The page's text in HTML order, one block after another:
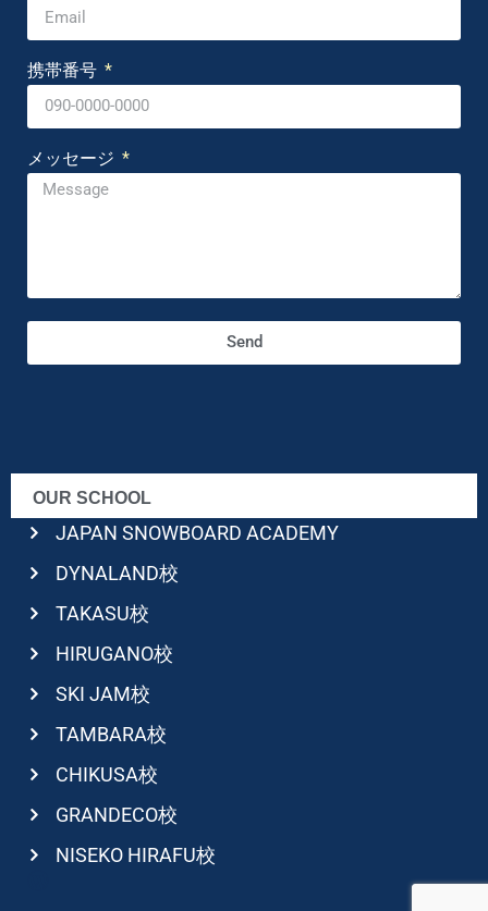
携帯番号
メッセージ
Send
OUR SCHOOL
JAPAN SNOWBOARD ACADEMY
DYNALAND校
TAKASU校
HIRUGANO校
SKI JAM校
TAMBARA校
CHIKUSA校
GRANDECO校
NISEKO HIRAFU校